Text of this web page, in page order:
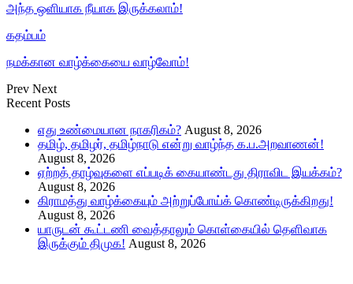
அந்த ஒளியாக நீயாக இருக்கலாம்!
கதம்பம்
நமக்கான வாழ்க்கையை வாழ்வோம்!
Prev Next
Recent Posts
எது உண்மையான நாகரிகம்? August 8, 2026
தமிழ், தமிழர், தமிழ்நாடு என்று வாழ்ந்த க.ப.அறவாணன்!
August 8, 2026
ஏற்றத் தாழ்வுகளை எப்படிக் கையாண்டது திராவிட இயக்கம்?
August 8, 2026
கிராமத்து வாழ்க்கையும் அற்றுப்போய்க் கொண்டிருக்கிறது!
August 8, 2026
யாருடன் கூட்டணி வைத்தாலும் கொள்கையில் தெளிவாக
இருக்கும் திமுக! August 8, 2026